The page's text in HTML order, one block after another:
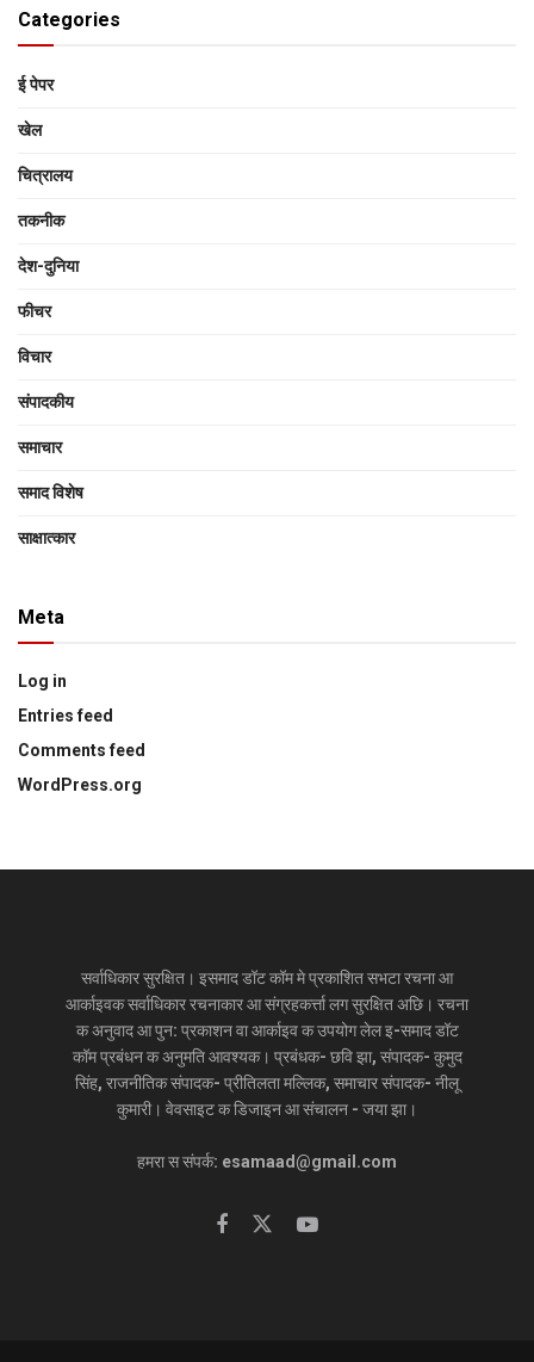
Categories
ई पेपर
खेल
चित्रालय
तकनीक
देश-दुनिया
फीचर
विचार
संपादकीय
समाचार
समाद विशेष
साक्षात्‍कार
Meta
Log in
Entries feed
Comments feed
WordPress.org
सर्वाधिकार सुरक्षित। इसमाद डॉट कॉम मे प्रकाशित सभटा रचना आ
आर्काइवक सर्वाधिकार रचनाकार आ संग्रहकर्त्ता लग सुरक्षित अछि। रचना
क अनुवाद आ पुन: प्रकाशन वा आर्काइव क उपयोग लेल इ-समाद डॉट
कॉम प्रबंधन क अनुमति आवश्यक। प्रबंधक- छवि झा, संपादक- कुमुद
सिंह, राजनीतिक संपादक- प्रीतिलता मल्लिक, समाचार संपादक- नीलू
कुमारी। वेवसाइट क डिजाइन आ संचालन - जया झा।
हमरा स संपर्क: esamaad@gmail.com